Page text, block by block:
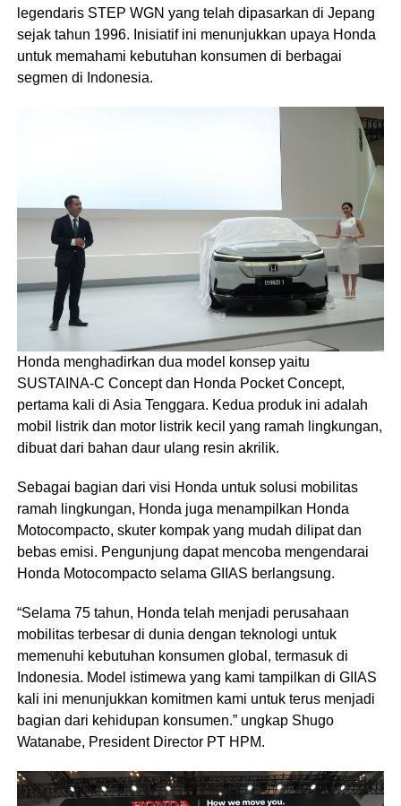
legendaris STEP WGN yang telah dipasarkan di Jepang
sejak tahun 1996. Inisiatif ini menunjukkan upaya Honda
untuk memahami kebutuhan konsumen di berbagai
segmen di Indonesia.
Honda menghadirkan dua model konsep yaitu
SUSTAINA-C Concept dan Honda Pocket Concept,
pertama kali di Asia Tenggara. Kedua produk ini adalah
mobil listrik dan motor listrik kecil yang ramah lingkungan,
dibuat dari bahan daur ulang resin akrilik.
Sebagai bagian dari visi Honda untuk solusi mobilitas
ramah lingkungan, Honda juga menampilkan Honda
Motocompacto, skuter kompak yang mudah dilipat dan
bebas emisi. Pengunjung dapat mencoba mengendarai
Honda Motocompacto selama GIIAS berlangsung.
“Selama 75 tahun, Honda telah menjadi perusahaan
mobilitas terbesar di dunia dengan teknologi untuk
memenuhi kebutuhan konsumen global, termasuk di
Indonesia. Model istimewa yang kami tampilkan di GIIAS
kali ini menunjukkan komitmen kami untuk terus menjadi
bagian dari kehidupan konsumen.” ungkap Shugo
Watanabe, President Director PT HPM.